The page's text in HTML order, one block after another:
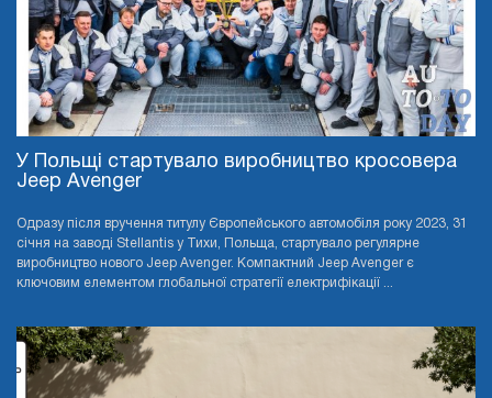
У Польщі стартувало виробництво кросовера
Jeep Avenger
Одразу після вручення титулу Європейського автомобіля року 2023, 31
січня на заводі Stellantis у Тихи, Польща, стартувало регулярне
виробництво нового Jeep Avenger. Компактний Jeep Avenger є
ключовим елементом глобальної стратегії електрифікації ...